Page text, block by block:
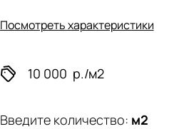
Посмотреть характеристики
10 000 р./м2
Введите количество: м2